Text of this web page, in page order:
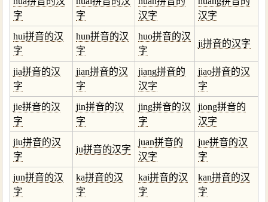
字
字
汉字
汉字
hui拼音的汉
字
hun拼音的汉
字
huo拼音的汉
字
ji拼音的汉字
jia拼音的汉
字
jian拼音的汉
字
jiang拼音的
汉字
jiao拼音的汉
字
jie拼音的汉
字
jin拼音的汉
字
jing拼音的汉
字
jiong拼音的
汉字
jiu拼音的汉
字
ju拼音的汉字
juan拼音的
汉字
jue拼音的汉
字
jun拼音的汉
字
ka拼音的汉
字
kai拼音的汉
字
kan拼音的汉
字